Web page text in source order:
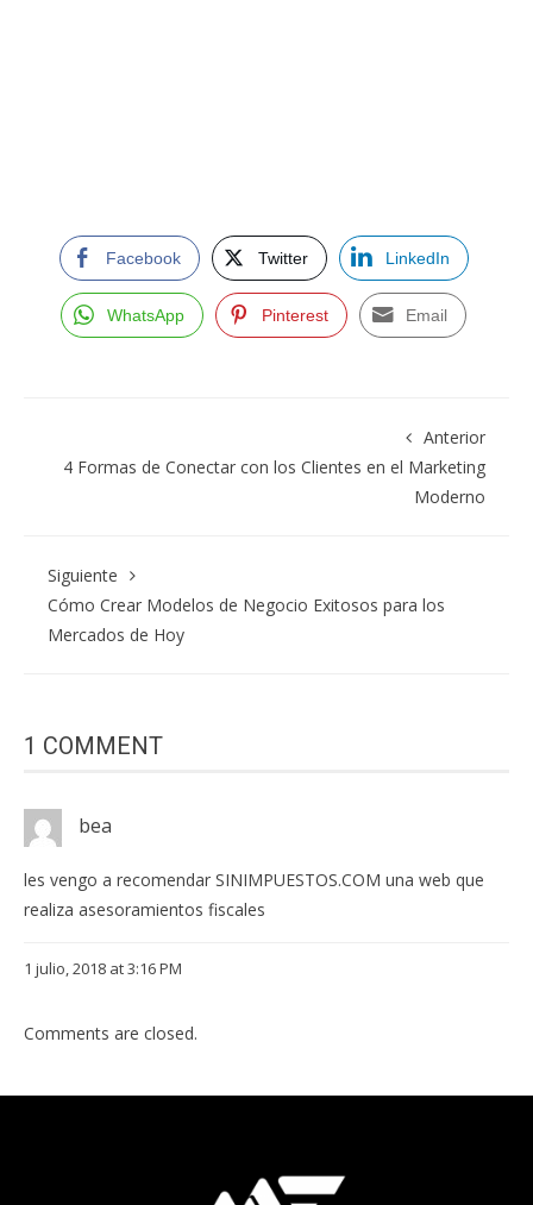
Facebook Twitter LinkedIn
WhatsApp Pinterest Email
Anterior
4 Formas de Conectar con los Clientes en el Marketing
Moderno
Siguiente
Cómo Crear Modelos de Negocio Exitosos para los
Mercados de Hoy
1 COMMENT
bea
les vengo a recomendar SINIMPUESTOS.COM una web que
realiza asesoramientos fiscales
1 julio, 2018 at 3:16 PM
Comments are closed.